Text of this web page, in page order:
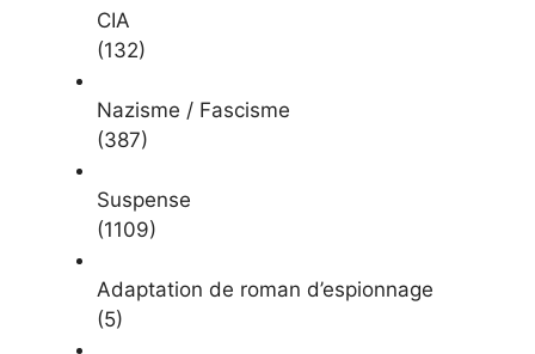
CIA
(132)
Nazisme / Fascisme
(387)
Suspense
(1109)
Adaptation de roman d’espionnage
(5)